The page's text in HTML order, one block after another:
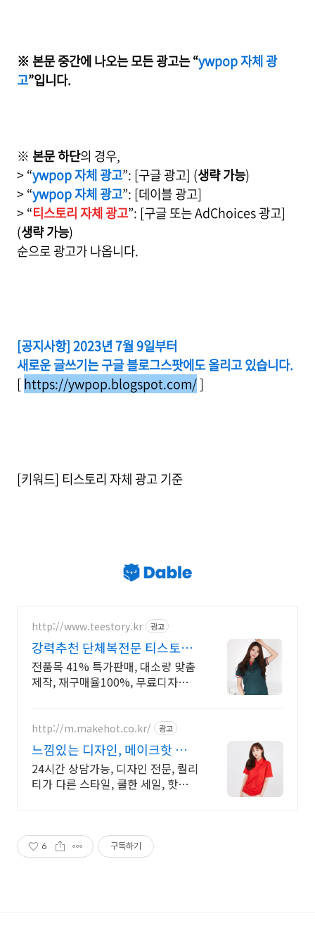
※ 본문 중간에 나오는 모든 광고는 “ywpop 자체 광
고”입니다.
※ 본문 하단의 경우,
> “ywpop 자체 광고”: [구글 광고] (생략 가능)
> “ywpop 자체 광고”: [데이블 광고]
> “티스토리 자체 광고”: [구글 또는 AdChoices 광고]
(생략 가능)
순으로 광고가 나옵니다.
[공지사항] 2023년 7월 9일부터
새로운 글쓰기는 구글 블로그스팟에도 올리고 있습니다.
[https://ywpop.blogspot.com/]
[키워드] 티스토리 자체 광고 기준
http://www.teestory.kr 광고
강력추천 단체복전문 티스토리
전품목 41% 특가세일
전품목 41% 특가판매, 대소량 맞춤
제작, 재구매율100%, 무료디자인,
http://m.makehot.co.kr/ 광고
느낌있는 디자인, 메이크핫 차별
화되고 세련된 디자인!
24시간 상담가능, 디자인 전문, 퀄리
티가 다른 스타일, 쿨한 세일, 핫한
6 구독하기